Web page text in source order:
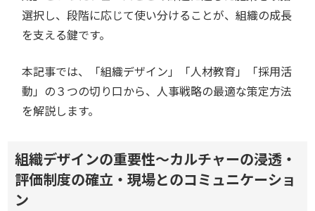
選択し、段階に応じて使い分けることが、組織の成長
を支える鍵です。
本記事では、「組織デザイン」「人材教育」「採用活
動」の３つの切り口から、人事戦略の最適な策定方法
を解説します。
組織デザインの重要性～カルチャーの浸透・
評価制度の確立・現場とのコミュニケーショ
ン